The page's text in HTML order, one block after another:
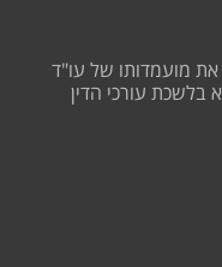
מועמדותו של עו"ד
בלשכת עורכי הדין